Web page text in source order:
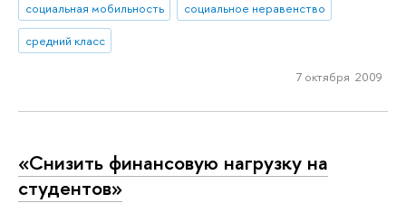
социальная мобильность
социальное неравенство
средний класс
7 октября 2009
«Снизить финансовую нагрузку на
студентов»